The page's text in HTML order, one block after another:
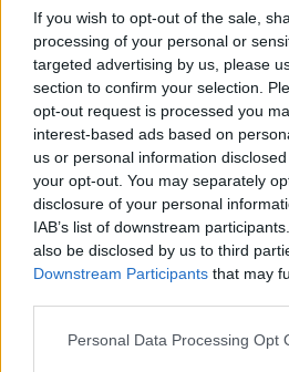
If you wish to opt-out of the sale,
processing of your personal or
targeted advertising by us, please
section to confirm your selection.
opt-out request is processed you
interest-based ads based on
us or personal information
your opt-out. You may separately
disclosure of your personal
IAB’s list of downstream
also be disclosed by us to third
Downstream Participants that may
Personal Data Processing Opt